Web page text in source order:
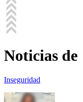
Noticias
Inseguridad